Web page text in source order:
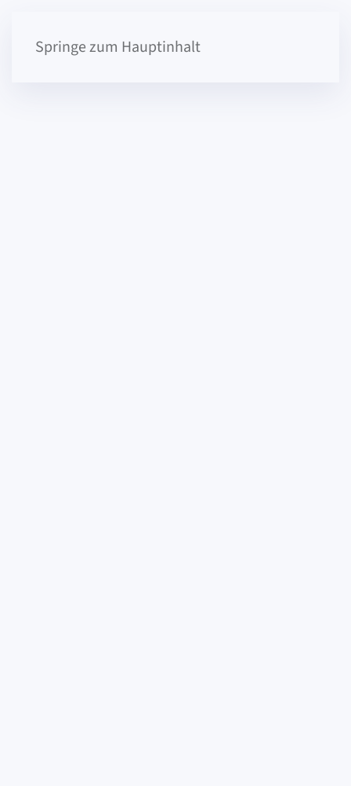
Springe zum Hauptinhalt